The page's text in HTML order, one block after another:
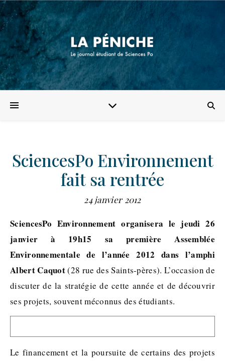
SciencesPo Environnement
fait sa rentrée
24 janvier 2012
SciencesPo Environnement organisera le jeudi 26
janvier à 19h15 sa première Assemblée
Environnementale de l’année 2012 dans l’amphi
Albert Caquot(28 rue des Saints-pères). L’occasion de
discuter de la stratégie de cette année et de découvrir
ses projets, souvent méconnus des étudiants.
Le financement et la poursuite de certains des projets